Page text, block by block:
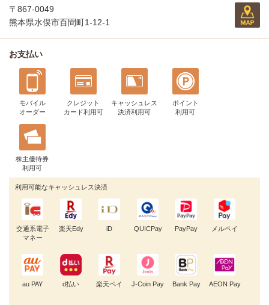
〒867-0049
熊本県水俣市百間町1-12-1
お支払い
モバイル
オーダー
クレジット
カード利用可
キャッシュレス
決済利用可
ポイント
利用可
株主優待券
利用可
利用可能なキャッシュレス決済
交通系電子
マネー
楽天Edy iD QUICPay PayPay メルペイ
au PAY d払い 楽天ペイ J-Coin Pay Bank Pay AEON Pay